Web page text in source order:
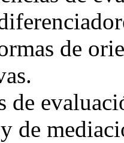
de
de
de